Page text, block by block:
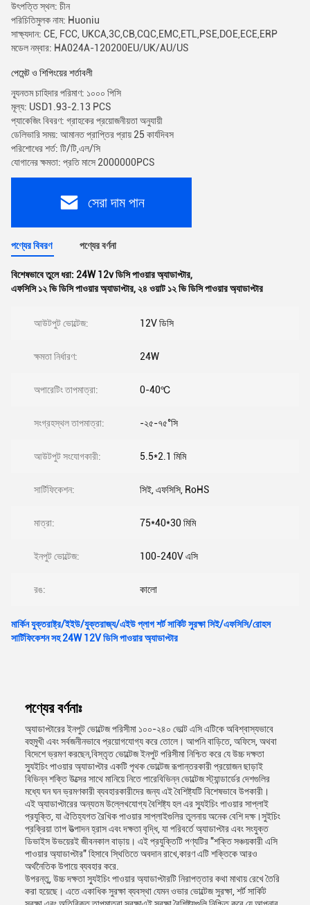
উৎপত্তি স্থল: চীন
পরিচিতিমুলক নাম: Huoniu
সাক্ষ্যদান: CE, FCC, UKCA,3C,CB,CQC,EMC,ETL,PSE,DOE,ECE,ERP
মডেল নম্বার: HA024A-120200EU/UK/AU/US
পেমেন্ট ও শিপিংয়ের শর্তাবলী
ন্যূনতম চাহিদার পরিমাণ: ১০০০ পিসি
মূল্য: USD1.93-2.13 PCS
প্যাকেজিং বিবরণ: গ্রাহকের প্রয়োজনীয়তা অনুযায়ী
ডেলিভারি সময়: আমানত প্রাপ্তির প্রায় 25 কার্যদিবস
পরিশোধের শর্ত: টি/টি,এল/সি
যোগানের ক্ষমতা: প্রতি মাসে 2000000PCS
সেরা দাম পান
পণ্যের বিবরণ পণ্যের বর্ণনা
বিশেষভাবে তুলে ধরা: 24W 12v ডিসি পাওয়ার অ্যাডাপ্টার,
এফসিসি ১২ ভি ডিসি পাওয়ার অ্যাডাপ্টার,২৪ ওয়াট ১২ ভি ডিসি পাওয়ার অ্যাডাপ্টার
আউটপুট ভোল্টেজ: 12V ডিসি
ক্ষমতা নির্ধারণ: 24W
অপারেটিং তাপমাত্রা: 0-40℃
সংগ্রহস্থল তাপমাত্রা: -২৫-৭৫°সি
আউটপুট সংযোগকারী: 5.5*2.1 মিমি
সার্টিফিকেশন: সিই, এফসিসি, RoHS
মাত্রা: 75*40*30 মিমি
ইনপুট ভোল্টেজ: 100-240V এসি
রঙ: কালো
মার্কিন যুক্তরাষ্ট্র/ইইউ/যুক্তরাজ্য/এইউ প্লাগ শর্ট সার্কিট সুরক্ষা সিই/এফসিসি/রোহস
সার্টিফিকেশন সহ 24W 12V ডিসি পাওয়ার অ্যাডাপ্টার
পণ্যের বর্ণনাঃ
অ্যাডাপ্টারের ইনপুট ভোল্টেজ পরিসীমা ১০০-২৪০ ভোল্ট এসি এটিকে অবিশ্বাস্যভাবে
বহুমুখী এবং সর্বজনীনভাবে প্রয়োগযোগ্য করে তোলে। আপনি বাড়িতে, অফিসে, অথবা
বিদেশে ভ্রমণ করছেন,বিস্তৃত ভোল্টেজ ইনপুট পরিসীমা নিশ্চিত করে যে উচ্চ দক্ষতা
স্যুইচিং পাওয়ার অ্যাডাপ্টার একটি পৃথক ভোল্টেজ রূপান্তরকারী প্রয়োজন ছাড়াই
বিভিন্ন শক্তি উত্সের সাথে মানিয়ে নিতে পারেবিভিন্ন ভোল্টেজ স্ট্যান্ডার্ডের দেশগুলির
মধ্যে ঘন ঘন ভ্রমণকারী ব্যবহারকারীদের জন্য এই বৈশিষ্ট্যটি বিশেষভাবে উপকারী।
এই অ্যাডাপ্টারের অন্যতম উল্লেখযোগ্য বৈশিষ্ট্য হল এর স্যুইচিং পাওয়ার সাপ্লাই
প্রযুক্তি, যা ঐতিহ্যগত রৈখিক পাওয়ার সাপ্লাইগুলির তুলনায় অনেক বেশি দক্ষ।সুইচিং
প্রক্রিয়া তাপ উত্পাদন হ্রাস এবং দক্ষতা বৃদ্ধি, যা পরিবর্তে অ্যাডাপ্টার এবং সংযুক্ত
ডিভাইস উভয়েরই জীবনকাল বাড়ায়। এই প্রযুক্তিটি পণ্যটির "শক্তি সঞ্চয়কারী এসি
পাওয়ার অ্যাডাপ্টার" হিসাবে স্থিতিতে অবদান রাখে,কারণ এটি শক্তিকে আরও
অর্থনৈতিক উপায়ে ব্যবহার করে.
উপরন্তু, উচ্চ দক্ষতা স্যুইচিং পাওয়ার অ্যাডাপ্টারটি নিরাপত্তার কথা মাথায় রেখে তৈরি
করা হয়েছে। এতে একাধিক সুরক্ষা ব্যবস্থা যেমন ওভার ভোল্টেজ সুরক্ষা, শর্ট সার্কিট